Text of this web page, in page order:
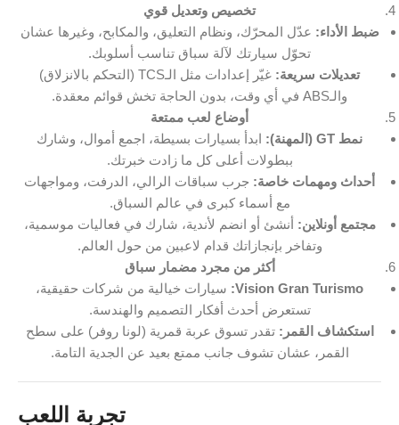
تخصيص وتعديل قوي
ضبط الأداء: عدّل المحرّك، ونظام التعليق، والمكابح، وغيرها عشان
تحوّل سيارتك لآلة سباق تناسب أسلوبك.
تعديلات سريعة:
غيّر إعدادات مثل الـTCS (التحكم بالانزلاق)
والـABS في أي وقت، بدون الحاجة تخش قوائم معقدة.
أوضاع لعب ممتعة
نمط GT (المهنة):
ابدأ بسيارات بسيطة، اجمع أموال، وشارك
ببطولات أعلى كل ما زادت خبرتك.
أحداث ومهمات خاصة: جرب سباقات الرالي، الدرفت، ومواجهات
مع أسماء كبرى في عالم السباق.
مجتمع أونلاين: أنشئ أو انضم لأندية، شارك في فعاليات موسمية،
وتفاخر بإنجازاتك قدام لاعبين من حول العالم.
أكثر من مجرد مضمار سباق
Vision Gran Turismo: سيارات خيالية من شركات حقيقية،
تستعرض أحدث أفكار التصميم والهندسة.
استكشاف القمر: تقدر تسوق عربة قمرية (لونا روفر) على سطح
القمر، عشان تشوف جانب ممتع بعيد عن الجدية التامة.
تجربة اللعب